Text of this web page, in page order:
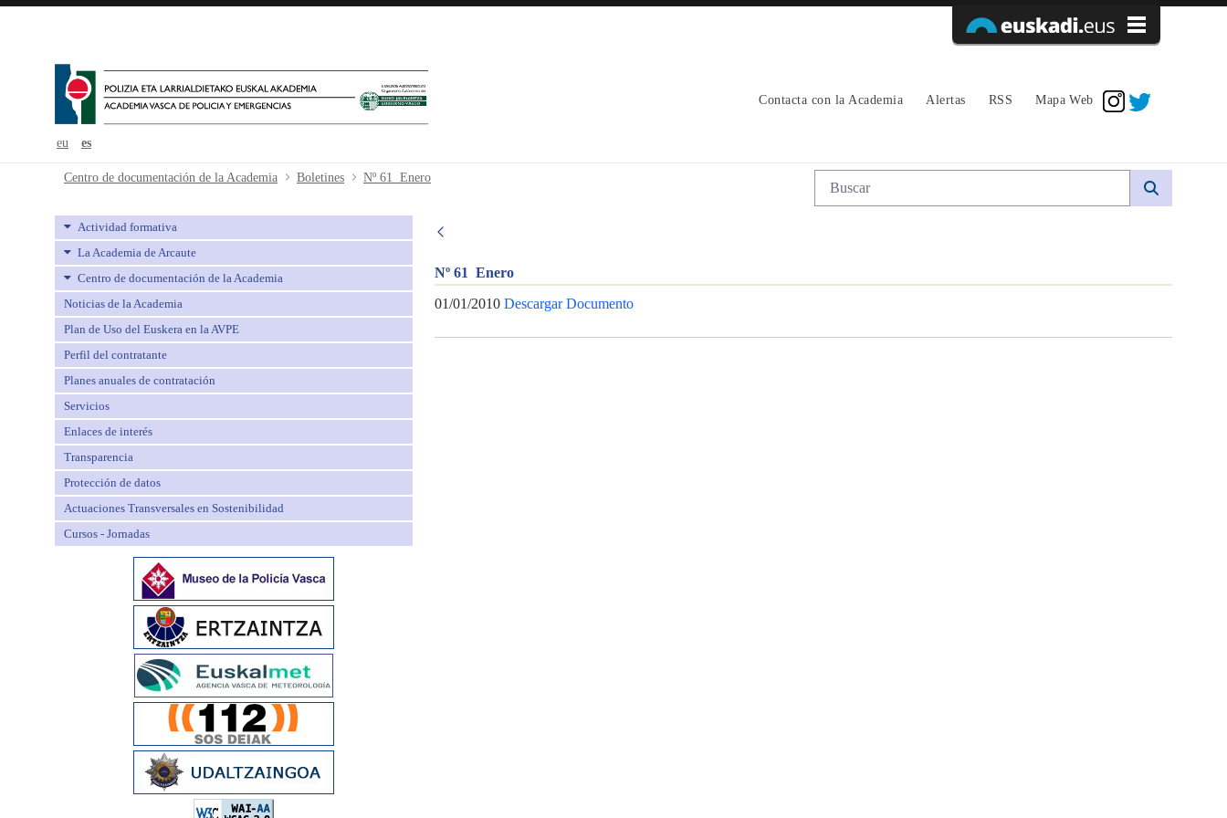
eu es
Contacta con la Academia Alertas RSS Mapa Web
Nº 61 Enero - avpe
Centro de documentación de la Academia Boletines Nº 61 Enero Búsqueda web
Actividad formativa
La Academia de Arcaute
Centro de documentación de la Academia
Noticias de la Academia
Plan de Uso del Euskera en la AVPE
Perfil del contratante
Planes anuales de contratación
Servicios
Enlaces de interés
Transparencia
Protección de datos
Actuaciones Transversales en Sostenibilidad
Cursos - Jornadas
Nº 61 Enero
01/01/2010 Descargar Documento